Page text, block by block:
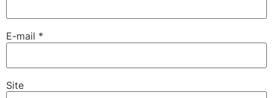
E-mail *
Site